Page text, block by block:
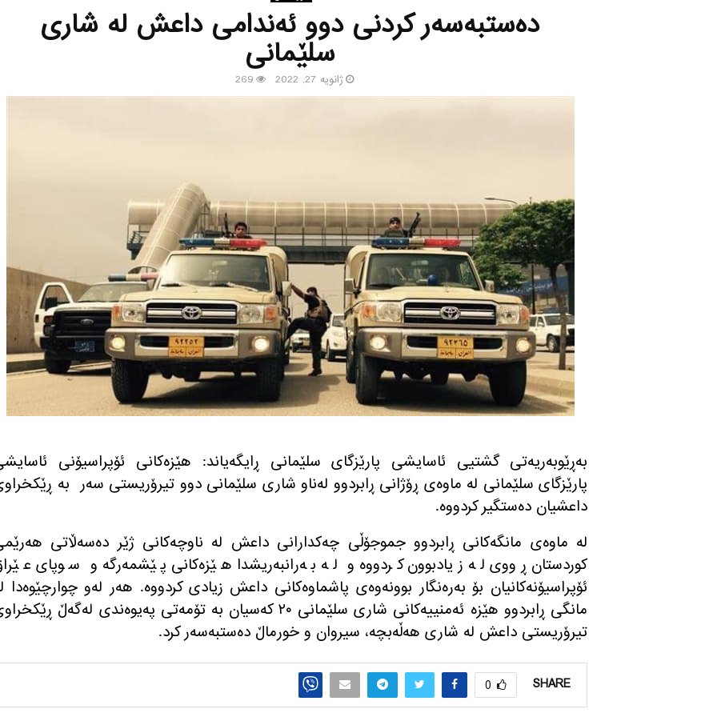
ده‌ستبه‌سه‌ر كردنی دوو ئه‌ندامی داعش له‌ شاری
سلێمانی
ژانویه 27, 2022 269
بەڕێوبەریەتی گشتیی ئاسایشی پارێزگای سلێمانی ڕایگه‌یاند: هێزەکانی ئۆپراسیۆنی
پارێزگای سلێمانی لە ماوه‌ی ڕۆژانی ڕابردوو لەناو شاری سلێمانی دوو تیرۆریستی سەر بە
داعشیان دەستگیر كردووه‌.
له‌ ماوه‌ی مانگه‌كانی ڕابردوو جموجۆڵی چه‌كدارانی داعش له‌ ناوچه‌كانی ژێر ده‌سه‌ڵاتی
كوردستان ڕووی له‌ زیادبوون كردووه‌ و له‌ به‌رانبه‌ریشدا هێزه‌كانی پێشمه‌رگه‌ و سوپای
ئۆپراسیۆنه‌كانیان بۆ به‌ره‌نگار بوونه‌وه‌ی پاشماوه‌كانی داعش زیادی كردووه‌. هه‌ر له‌و چوارچێوه‌دا
مانگی ڕابردوو هێزه‌ ئه‌منییه‌كانی شاری سلێمانی ٢٠ كه‌سیان به‌ تۆمه‌تی په‌یوه‌ندی له‌گه‌ڵ
تیرۆریستی داعش له‌ شاری هه‌ڵه‌بچه‌، سیروان و خورماڵ ده‌ستبه‌سه‌ر كرد.
SHARE
0